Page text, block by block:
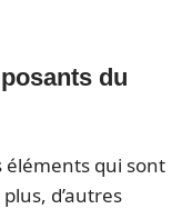
du
éléments qui sont
d’autres